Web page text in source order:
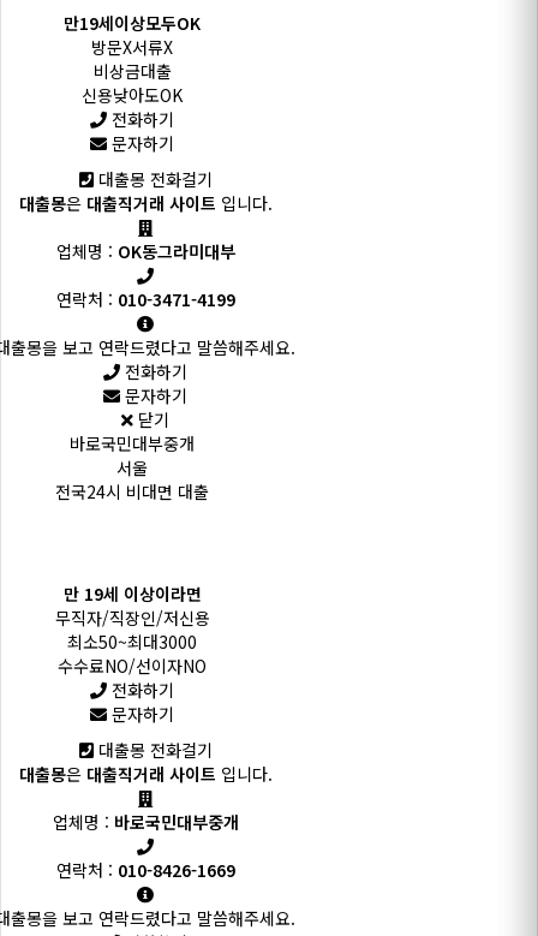
만19세이상모두OK
방문X서류X
비상금대출
신용낮아도OK
전화하기
문자하기
대출몽 전화걸기
대출몽은 대출직거래 사이트 입니다.
업체명 : OK동그라미대부
연락처 : 010-3471-4199
출몽을 보고 연락드렸다고 말씀해주세요.
전화하기
문자하기
닫기
바로국민대부중개
서울
전국24시 비대면 대출
만 19세 이상이라면
무직자/직장인/저신용
최소50~최대3000
수수료NO/선이자NO
전화하기
문자하기
대출몽 전화걸기
대출몽은 대출직거래 사이트 입니다.
업체명 : 바로국민대부중개
연락처 : 010-8426-1669
출몽을 보고 연락드렸다고 말씀해주세요.